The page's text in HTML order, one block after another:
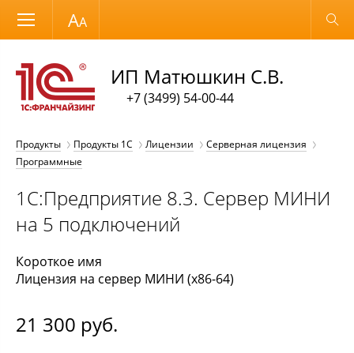
Размер шрифта Обычная версия
ИП Матюшкин С.В.
+7 (3499) 54-00-44
Продукты Продукты 1С Лицензии
Серверная лицензия
Программные
1С:Предприятие 8.3. Сервер МИНИ
на 5 подключений
Короткое имя
Лицензия на сервер МИНИ (x86-64)
21 300 руб.